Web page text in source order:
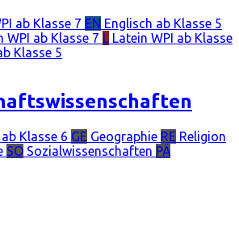
ab Klasse 7 EN Englisch ab Klasse 5
WPI ab Klasse 7 L Latein WPI ab Klasse
Klasse 5
ab Klasse 6 GE Geographie RE Religion
SO Sozialwissenschaften PÄ